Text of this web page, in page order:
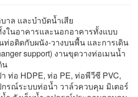
าล และบำบัดน้ำเสีย
ในอาคารและนอกอาคารทั้งแบบ
ท่อติดกับผนัง-วางบนพื้น และการเดิน
support) งานขุดวางท่อเมนน้ำ
น
ท่อ HDPE, ท่อ PE, ท่อพีวีซี PVC,
รณ์ระบบท่อน้ำ วาล์วควบคุม มิเตอร์